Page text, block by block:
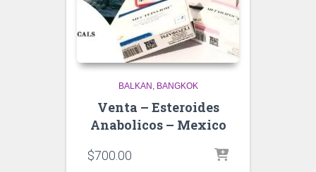
BALKAN BANGKOK
Venta – Esteroides
Anabolicos – Mexico
$700.00